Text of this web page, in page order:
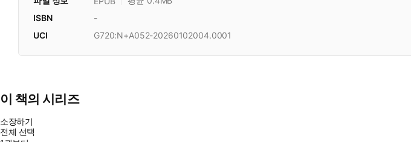
ISBN
-
UCI
G720:N+A052-20260102004.0001
이 책의 시리즈
소장하기
전체 선택